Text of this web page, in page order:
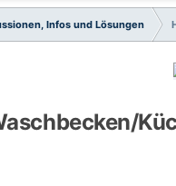
Infos und Lösungen